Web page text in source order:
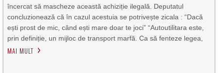
încercat să mascheze această achiziție ilegală. Deputatul
concluzionează că în cazul acestuia se potrivește zicala : “Dacă
ești prost de mic, când ești mare doar te joci” “Autoutilitara este,
prin definiție, un mijloc de transport marfă. Ca să fenteze legea,
MAI MULT